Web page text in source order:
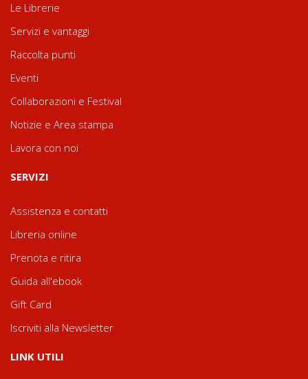
Le Librerie
Servizi e vantaggi
Raccolta punti
Eventi
Collaborazioni e Festival
Notizie e Area stampa
Lavora con noi
SERVIZI
Assistenza e contatti
Libreria online
Prenota e ritira
Guida all'ebook
Gift Card
Iscriviti alla Newsletter
LINK UTILI